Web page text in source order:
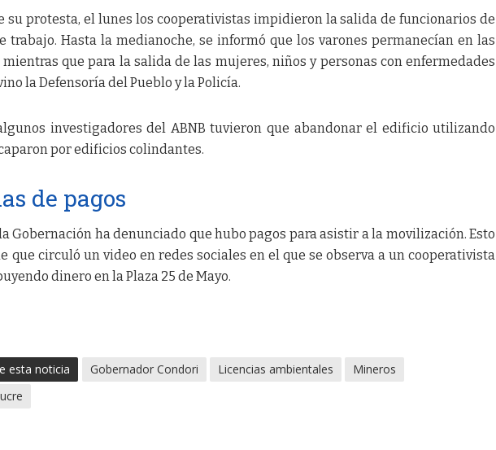
su protesta, el lunes los cooperativistas impidieron la salida de funcionarios de
trabajo. Hasta la medianoche, se informó que los varones permanecían en las
que para la salida de las mujeres, niños y personas con enfermedades
la Defensoría del Pueblo y la Policía.
investigadores del ABNB tuvieron que abandonar el edificio utilizando
por edificios colindantes.
de pagos
Gobernación ha denunciado que hubo pagos para asistir a la movilización. Esto
que circuló un video en redes sociales en el que se observa a un cooperativista
dinero en la Plaza 25 de Mayo.
esta noticia Gobernador Condori Licencias ambientales
Mineros